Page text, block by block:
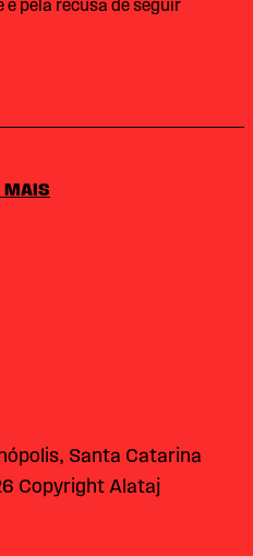
pela recusa de seguir
MAIS
Santa Catarina
Copyright Alataj